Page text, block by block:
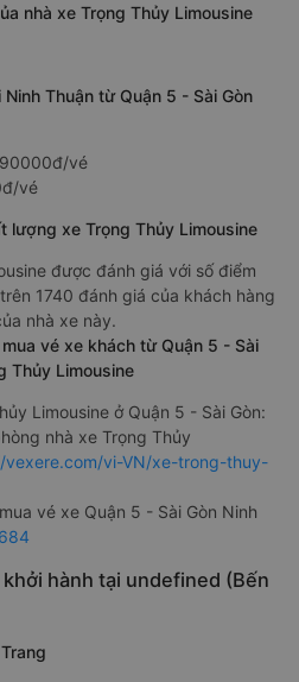
nhà xe Trọng Thủy Limousine
Thuận từ Quận 5 - Sài Gòn
vé
vé
lượng xe Trọng Thủy Limousine
được đánh giá với số điểm
1740 đánh giá của khách hàng
nhà xe này.
vé xe khách từ Quận 5 - Sài
Thủy Limousine
Limousine ở Quận 5 - Sài Gòn:
nhà xe Trọng Thủy
vexere.com/vi-VN/xe-trong-thuy-
vé xe Quận 5 - Sài Gòn Ninh
hành tại undefined (Bến